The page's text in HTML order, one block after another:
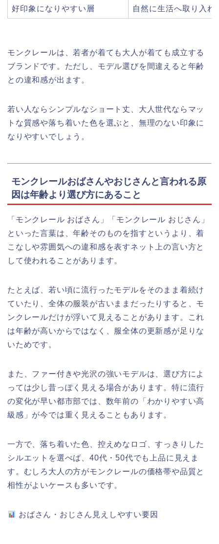
好印象になりやすい層 自然に生活へ取り入れ
モンクレールは、若者が着ても大人が着ても成立する
ブランドです。ただし、モデル選びを間違えると年齢
との違和感が出ます。
若い人ならシンプルなショート丈、大人世代ならマッ
トな質感や落ち着いた色を選ぶと、無理のない印象に
なりやすいでしょう。
モンクレールおばさんやおじさんと言われる原
因は年齢より選び方にあること
「モンクレール おばさん」「モンクレール おじさん」
といった言葉は、年齢そのものを指すというより、着
こなしや雰囲気への違和感を表すネット上の言い方と
して使われることがあります。
たとえば、若い頃に流行ったモデルをそのまま着続け
ていたり、全体の服装が古いままだったりすると、モ
ンクレールだけが浮いて見えることがあります。これ
は年齢が高いからではなく、服全体の更新感が足りな
いためです。
また、ファー付きや光沢の強いモデルは、選び方によ
っては少し昔っぽく見える場合があります。特に流行
の変化が早い都市部では、数年前の「わかりやすい高
級感」が今では重く見えることもあります。
一方で、落ち着いた色、控えめなロゴ、すっきりした
シルエットを選べば、40代・50代でも上品に見えま
す。むしろ大人の方がモンクレールの価格帯や品質と
相性がよいケースも多いです。
おばさん・おじさん見えしやすい要因